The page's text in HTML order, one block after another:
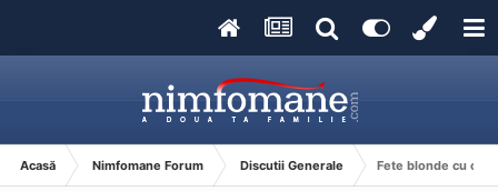
Acasă Nimfomane Forum Discutii Generale Fete blonde cu